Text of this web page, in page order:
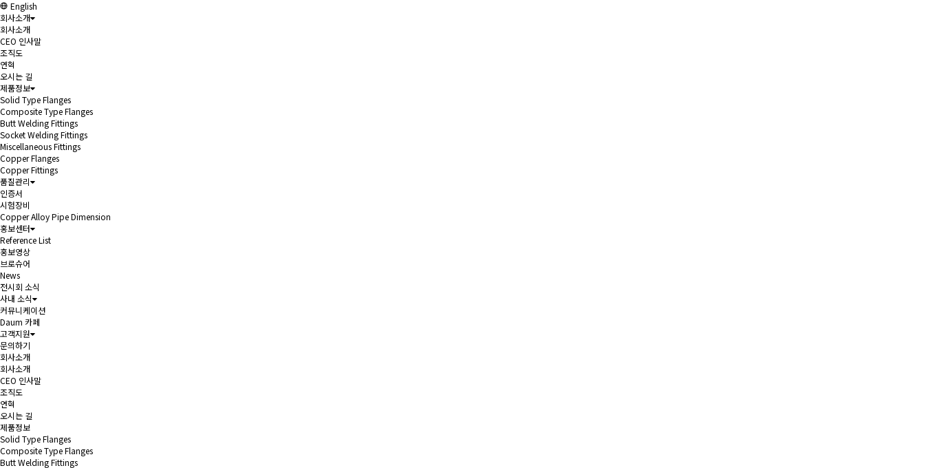
English
회사소개
회사소개
CEO 인사말
조직도
연혁
오시는 길
제품정보
Solid Type Flanges
Composite Type Flanges
Butt Welding Fittings
Socket Welding Fittings
Miscellaneous Fittings
Copper Flanges
Copper Fittings
품질관리
인증서
시험장비
Copper Alloy Pipe Dimension
홍보센터
Reference List
홍보영상
브로슈어
News
전시회 소식
사내 소식
커뮤니케이션
Daum 카페
고객지원
문의하기
회사소개
회사소개
CEO 인사말
조직도
연혁
오시는 길
제품정보
Solid Type Flanges
Composite Type Flanges
Butt Welding Fittings